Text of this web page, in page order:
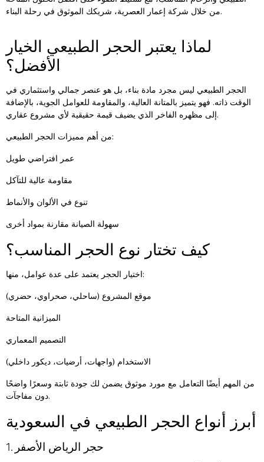
من خلال شركة إعمار العصرية، شريكك الموثوق في رحلة البناء.
لماذا يعتبر الحجر الطبيعي الخيار
الأفضل؟
الحجر الطبيعي ليس مجرد مادة بناء، بل هو عنصر جمالي واستثماري في
الوقت ذاته. فهو يتميز بالمتانة العالية، والمقاومة للعوامل الجوية، بالإضافة
إلى مظهره الفاخر الذي يضيف قيمة حقيقية لأي مشروع عقاري.
من أهم مميزات الحجر الطبيعي:
عمر افتراضي طويل
مقاومة عالية للتآكل
تنوع في الألوان والأنماط
سهولة الصيانة مقارنة بمواد أخرى
كيف تختار نوع الحجر المناسب؟
اختيار الحجر يعتمد على عدة عوامل، منها:
موقع المشروع (ساحلي، صحراوي، حضري)
الميزانية المتاحة
التصميم المعماري
الاستخدام (واجهات، أرضيات، ديكور داخلي)
من المهم أيضًا التعامل مع مورد موثوق يضمن لك جودة ثابتة وسعرًا واضحًا
دون مفاجآت.
أبرز أنواع الحجر الطبيعي في السعودية
1. حجر الرياض الأصفر